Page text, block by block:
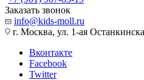
Заказать звонок
info@kids-moll.ru
г. Москва, ул. 1-ая
Вконтакте
Facebook
Twitter